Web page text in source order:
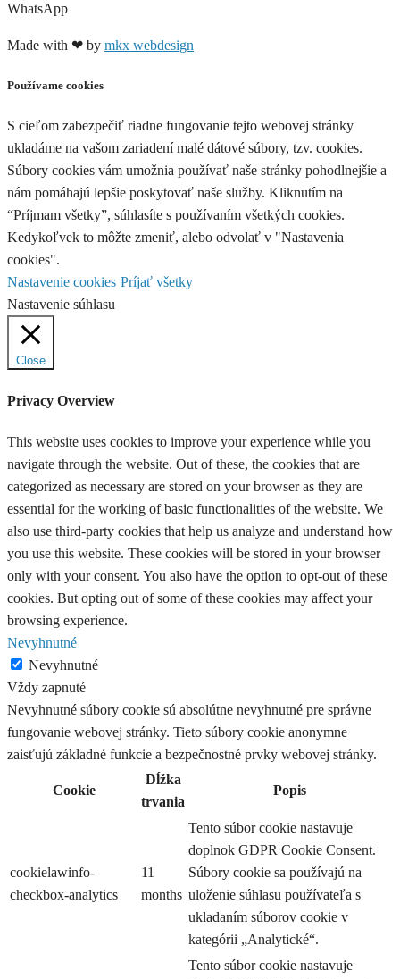
WhatsApp
Made with ❤ by mkx webdesign
Používame cookies
S cieľom zabezpečiť riadne fungovanie tejto webovej stránky
ukladáme na vašom zariadení malé dátové súbory, tzv. cookies.
Súbory cookies vám umožnia používať naše stránky pohodlnejšie a
nám pomáhajú lepšie poskytovať naše služby. Kliknutím na
“Príjmam všetky”, súhlasíte s používaním všetkých cookies.
Kedykoľvek to môžte zmeniť, alebo odvolať v "Nastavenia
cookies".
Nastavenie cookies Príjať všetky
Nastavenie súhlasu
Close
Privacy Overview
This website uses cookies to improve your experience while you
navigate through the website. Out of these, the cookies that are
categorized as necessary are stored on your browser as they are
essential for the working of basic functionalities of the website. We
also use third-party cookies that help us analyze and understand how
you use this website. These cookies will be stored in your browser
only with your consent. You also have the option to opt-out of these
cookies. But opting out of some of these cookies may affect your
browsing experience.
Nevyhnutné
Nevyhnutné
Vždy zapnuté
Nevyhnutné súbory cookie sú absolútne nevyhnutné pre správne
fungovanie webovej stránky. Tieto súbory cookie anonymne
zaisťujú základné funkcie a bezpečnostné prvky webovej stránky.
Cookie
Dĺžka
trvania
Popis
cookielawinfo-
checkbox-analytics
11
months
Tento súbor cookie nastavuje
doplnok GDPR Cookie Consent.
Súbory cookie sa používajú na
uloženie súhlasu používateľa s
ukladaním súborov cookie v
kategórii „Analytické“.
Tento súbor cookie nastavuje